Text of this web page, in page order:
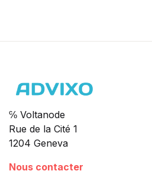
℅ Voltanode
Rue de la Cité 1
1204 Geneva
Nous contacter